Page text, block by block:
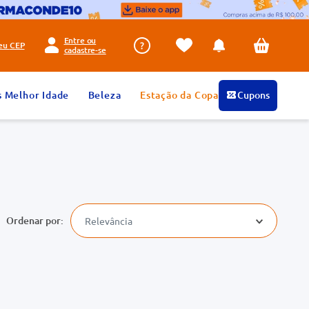
CEP
Entre ou
cadastre-se
Melhor Idade Beleza Estação da Copa Cupons
Relevância